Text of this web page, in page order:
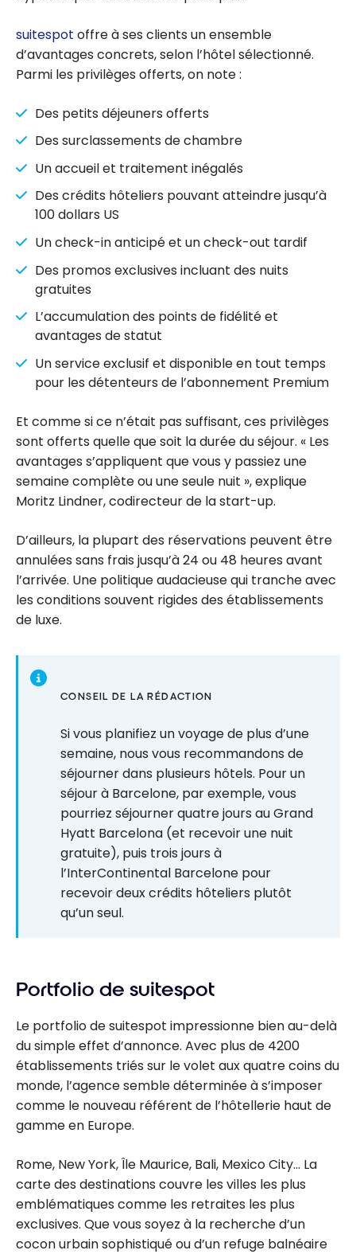
suitespot offre à ses clients un ensemble
d’avantages concrets, selon l’hôtel sélectionné.
Parmi les privilèges offerts, on note :
Des petits déjeuners offerts
Des surclassements de chambre
Un accueil et traitement inégalés
Des crédits hôteliers pouvant atteindre jusqu’à
100 dollars US
Un check-in anticipé et un check-out tardif
Des promos exclusives incluant des nuits
gratuites
L’accumulation des points de fidélité et
avantages de statut
Un service exclusif et disponible en tout temps
pour les détenteurs de l’abonnement Premium
Et comme si ce n’était pas suffisant, ces privilèges
sont offerts quelle que soit la durée du séjour. « Les
avantages s’appliquent que vous y passiez une
semaine complète ou une seule nuit », explique
Moritz Lindner, codirecteur de la start-up.
D’ailleurs, la plupart des réservations peuvent être
annulées sans frais jusqu’à 24 ou 48 heures avant
l’arrivée. Une politique audacieuse qui tranche avec
les conditions souvent rigides des établissements
de luxe.
CONSEIL DE LA RÉDACTION
Si vous planifiez un voyage de plus d’une
semaine, nous vous recommandons de
séjourner dans plusieurs hôtels. Pour un
séjour à Barcelone, par exemple, vous
pourriez séjourner quatre jours au Grand
Hyatt Barcelona (et recevoir une nuit
gratuite), puis trois jours à
l’InterContinental Barcelone pour
recevoir deux crédits hôteliers plutôt
qu’un seul.
Portfolio de suitespot
Le portfolio de suitespot impressionne bien au-delà
du simple effet d’annonce. Avec plus de 4200
établissements triés sur le volet aux quatre coins du
monde, l’agence semble déterminée à s’imposer
comme le nouveau référent de l’hôtellerie haut de
gamme en Europe.
Rome, New York, Île Maurice, Bali, Mexico City… La
carte des destinations couvre les villes les plus
emblématiques comme les retraites les plus
exclusives. Que vous soyez à la recherche d’un
cocon urbain sophistiqué ou d’un refuge balnéaire